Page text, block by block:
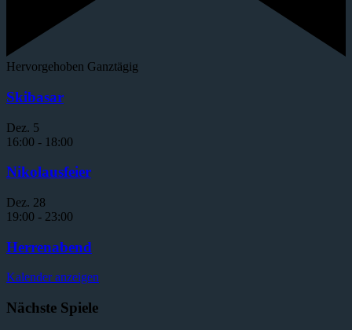
Hervorgehoben Ganztägig
Skibasar
Dez. 5
16:00 - 18:00
Nikolausfeier
Dez. 28
19:00 - 23:00
Herrenabend
Kalender anzeigen
Nächste Spiele